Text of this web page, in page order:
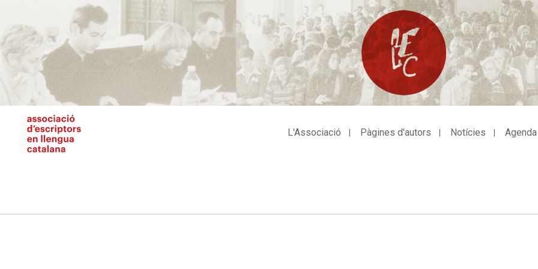
contingut
L'Associació Pàgines d'autors Notícies Agenda